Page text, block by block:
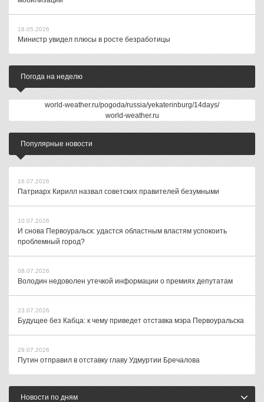
18.05.2026
Министр увидел плюсы в росте безработицы
Погода на неделю
world-weather.ru/pogoda/russia/yekaterinburg/14days/
world-weather.ru
Популярные новости
16.07.2026
Патриарх Кирилл назвал советских правителей безумными
10.07.2026
И снова Первоуральск: удастся областным властям успокоить
проблемный город?
08.07.2026
Володин недоволен утечкой информации о премиях депутатам
23.07.2026
Будущее без Кабца: к чему приведет отставка мэра Первоуральска
29.07.2026
Путин отправил в отставку главу Удмуртии Бречалова
Новости по дням